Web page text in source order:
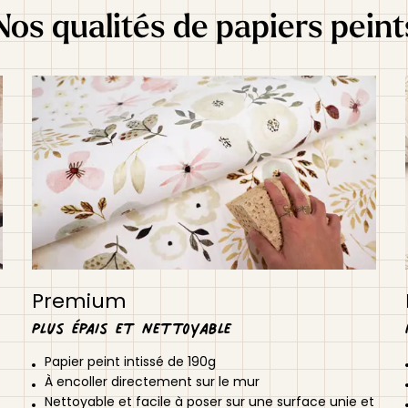
qualités de papiers
Premium
Plus épais et nettoyable
Papier peint intissé de 190g
À encoller directement sur le mur
Nettoyable et facile à poser sur une surface unie et